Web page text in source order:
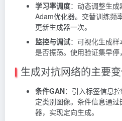
学习率调度：动态调整生
Adam优化器。交替训练频
更新生成器一次。
监控与调试：可视化生成
是否振荡。使用验证集早停
生成对抗网络的主要
条件GAN：引入标签信息
定类别图像。条件信息通
器，实现定向生成。